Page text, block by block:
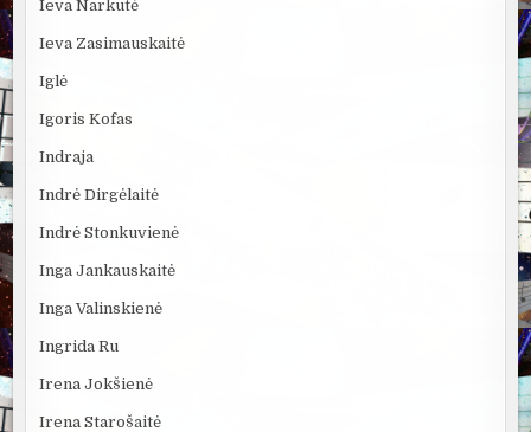
Ieva Narkutė
Ieva Zasimauskaitė
Iglė
Igoris Kofas
Indraja
Indrė Dirgėlaitė
Indrė Stonkuvienė
Inga Jankauskaitė
Inga Valinskienė
Ingrida Ru
Irena Jokšienė
Irena Starošaitė